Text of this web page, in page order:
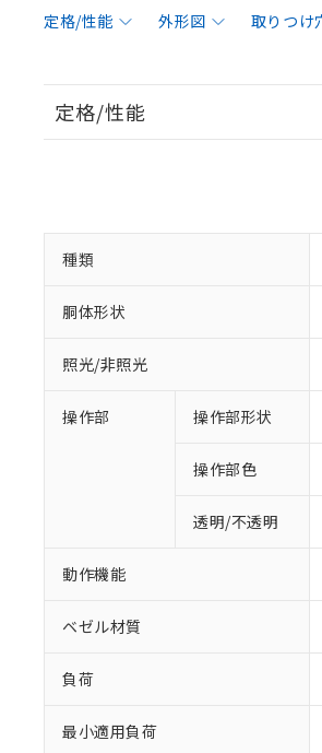
定格/性能 外形図 取りつけ
定格/性能
種類
胴体形状
照光/非照光
操作部 操作部形状
操作部色
透明/不透明
動作機能
ベゼル材質
負荷
最小適用負荷